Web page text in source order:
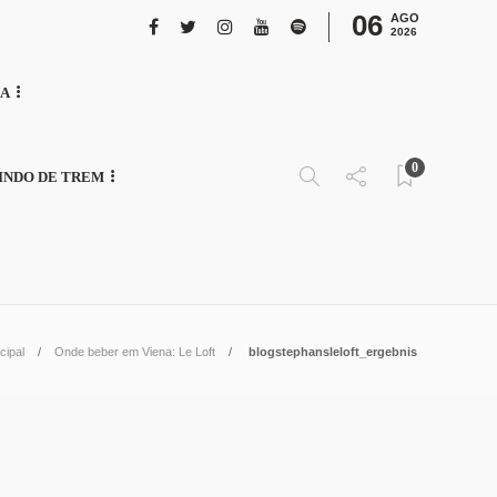
06 AGO
2026
DE TREM
0
Onde beber em Viena: Le Loft blogstephansleloft_ergebnis